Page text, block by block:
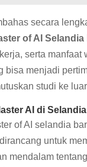
secara
of AI Selandia
serta manfaat
bisa menjadi
studi ke
AI di
of AI selandia
untuk
mendalam